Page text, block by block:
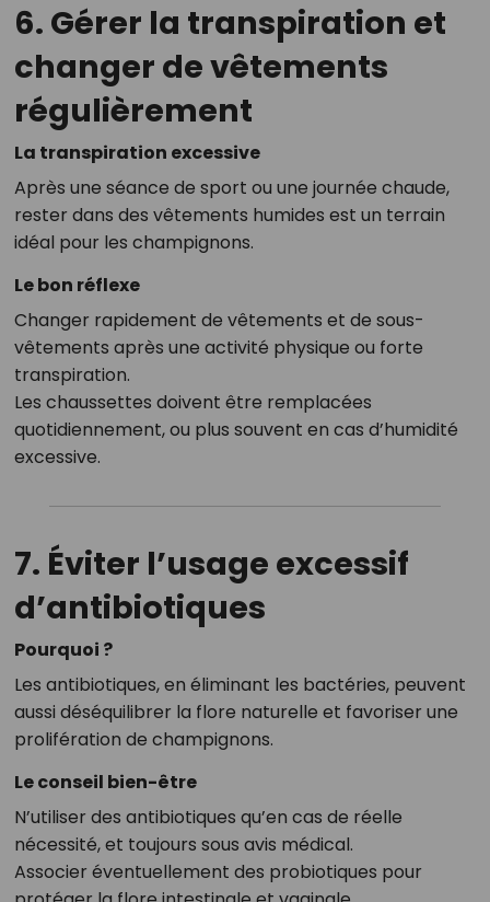
6. Gérer la transpiration et
changer de vêtements
régulièrement
La transpiration excessive
Après une séance de sport ou une journée chaude,
rester dans des vêtements humides est un terrain
idéal pour les champignons.
Le bon réflexe
Changer rapidement de vêtements et de sous-
vêtements après une activité physique ou forte
transpiration.
Les chaussettes doivent être remplacées
quotidiennement, ou plus souvent en cas d’humidité
excessive.
7. Éviter l’usage excessif
d’antibiotiques
Pourquoi ?
Les antibiotiques, en éliminant les bactéries, peuvent
aussi déséquilibrer la flore naturelle et favoriser une
prolifération de champignons.
Le conseil bien-être
N’utiliser des antibiotiques qu’en cas de réelle
nécessité, et toujours sous avis médical.
Associer éventuellement des probiotiques pour